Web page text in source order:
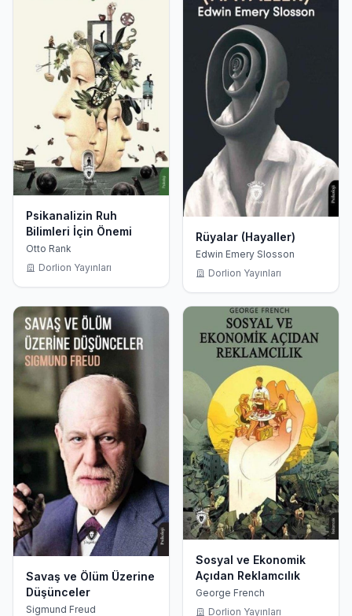
Psikanalizin Ruh
Bilimleri İçin Önemi
Otto Rank
Dorlion Yayınları
Rüyalar (Hayaller)
Edwin Emery Slosson
Dorlion Yayınları
Savaş ve Ölüm Üzerine
Düşünceler
Sigmund Freud
Sosyal ve Ekonomik
Açıdan Reklamcılık
George French
Dorlion Yayınları